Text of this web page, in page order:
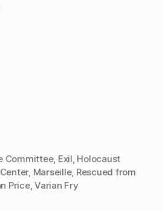
Committee, Exil, Holocaust
, Marseille, Rescued from
Price,Varian Fry